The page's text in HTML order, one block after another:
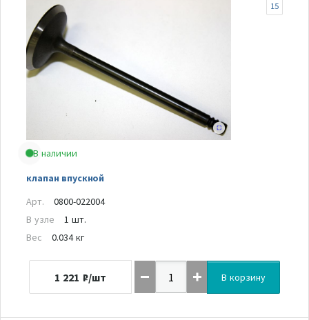
В наличии
клапан впускной
15
Арт.
0800-022004
В узле
1 шт.
Вес
0.034 кг
1 221 ₽/шт В корзину